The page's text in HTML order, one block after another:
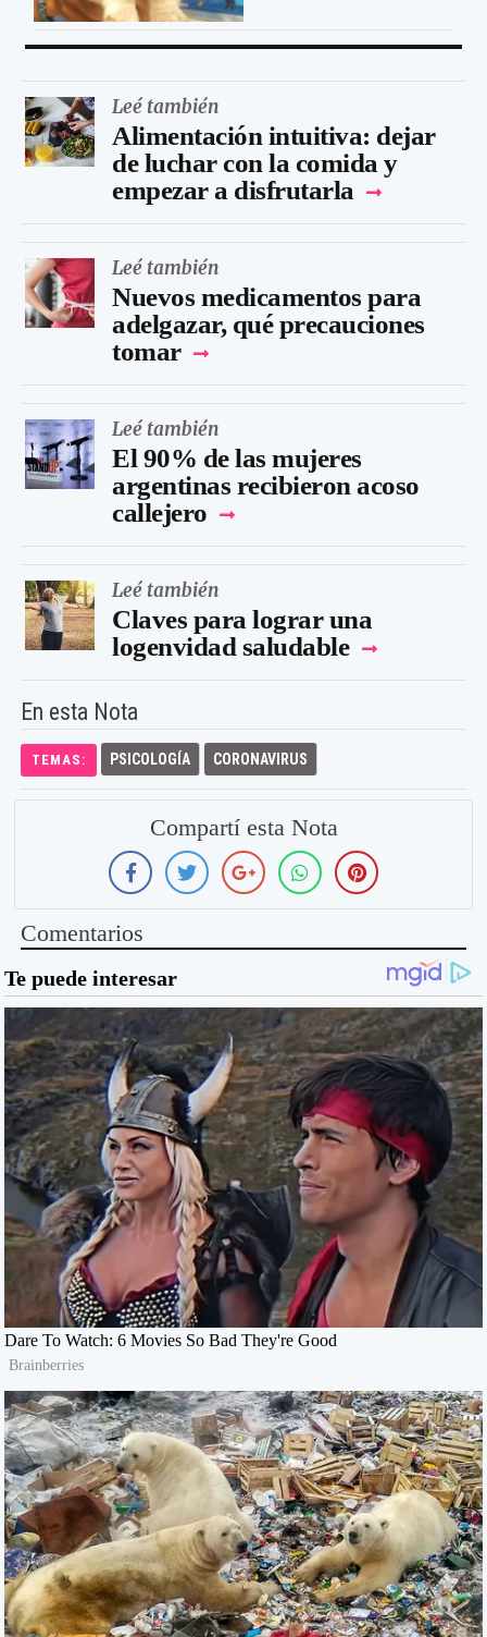
Leé también
Alimentación intuitiva: dejar
de luchar con la comida y
empezar a disfrutarla
Leé también
Nuevos medicamentos para
adelgazar, qué precauciones
tomar
Leé también
El 90% de las mujeres
argentinas recibieron acoso
callejero
Leé también
Claves para lograr una
logenvidad saludable
En esta Nota
TEMAS: PSICOLOGÍA CORONAVIRUS
Compartí esta Nota
Comentarios